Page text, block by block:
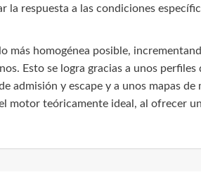
respuesta a las condiciones
más homogénea posible,
Esto se logra gracias a unos perfiles
admisión y escape y a unos mapas de
motor teóricamente ideal, al ofrecer